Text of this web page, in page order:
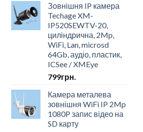
Зовнішня IP камера
Techage XM-
IP520SEWTV-20,
циліндрична, 2Mp,
WiFi, Lan, microsd
64Gb, аудіо, пластик,
ICSee / XMEye
799грн.
Камера металева
зовнішня WiFi IP 2Mp
1080P запис відео на
SD карту